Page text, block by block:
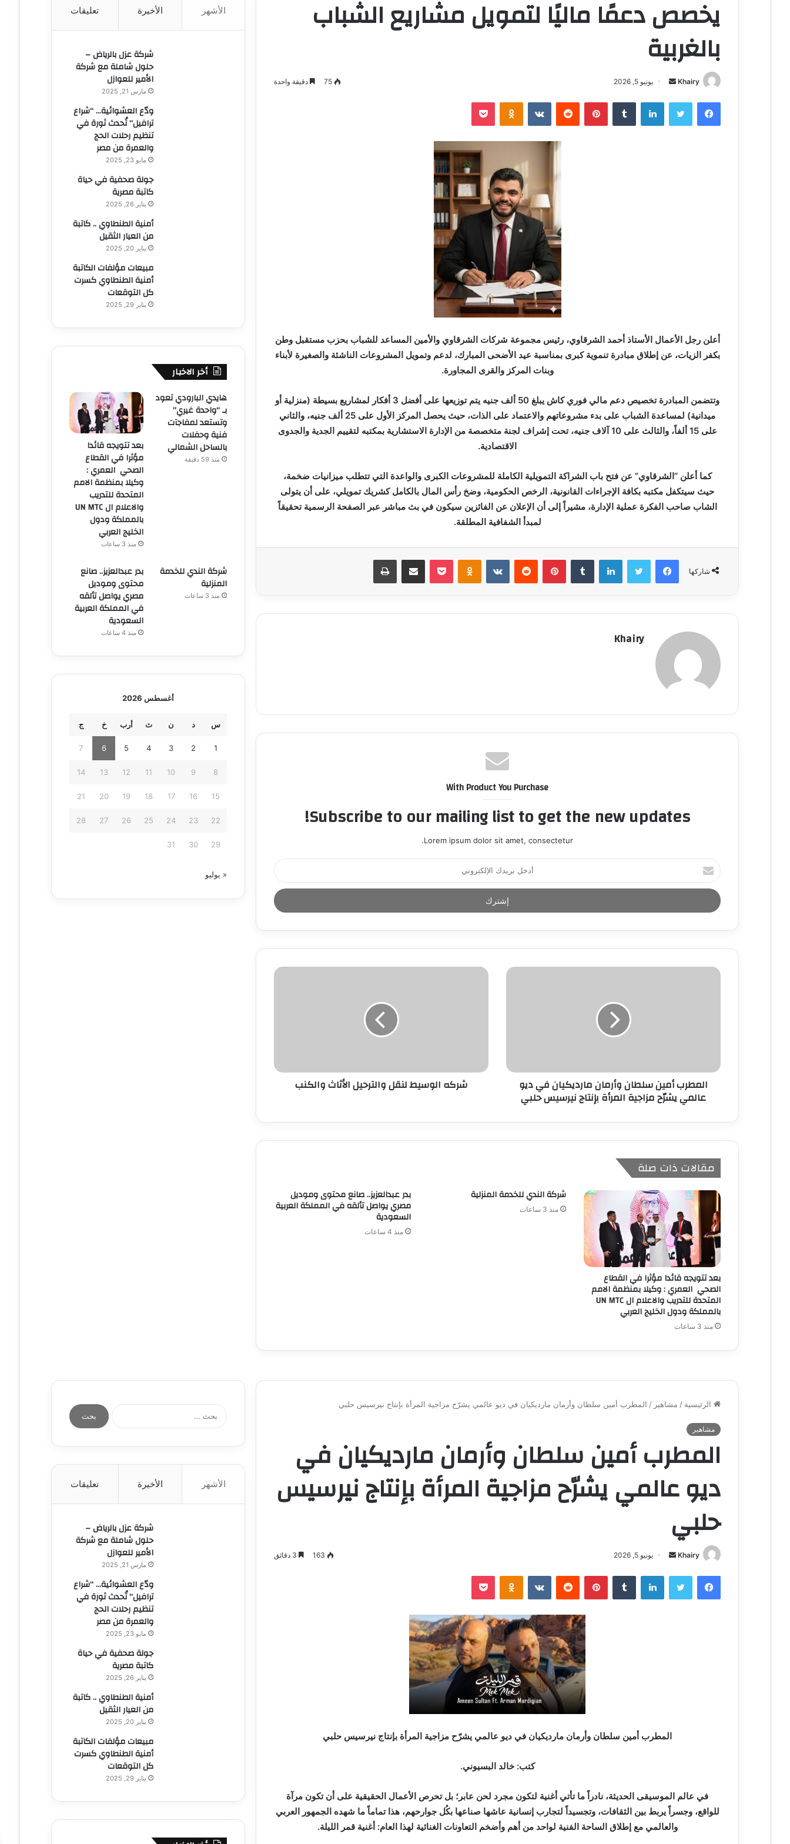
يخصص دعمًا ماليًا لتمويل مشاريع الشباب
بالغربية
Khairy
أ
ل
يونيو 5, 2026 75 دقيقة واحدة
فيسبوك تويتر لينكدإن ‏Tumblr بينتيريست ‏Reddit
‏VKontakte
Odnoklassniki بوكيت
أعلن رجل الأعمال الأستاذ أحمد الشرقاوي، رئيس مجموعة شركات الشرقاوي والأمين المساعد للشباب بحزب مستقبل وطن
بكفر الزيات، عن إطلاق مبادرة تنموية كبرى بمناسبة عيد الأضحى المبارك، لدعم وتمويل المشروعات الناشئة والصغيرة لأبناء
وبنات المركز والقرى المجاورة.
وتتضمن المبادرة تخصيص دعم مالي فوري كاش يبلغ 50 ألف جنيه يتم توزيعها على أفضل 3 أفكار لمشاريع بسيطة (منزلية أو
ميدانية) لمساعدة الشباب على بدء مشروعاتهم والاعتماد على الذات، حيث يحصل المركز الأول على 25 ألف جنيه، والثاني
على 15 ألفاً، والثالث على 10 آلاف جنيه، تحت إشراف لجنة متخصصة من الإدارة الاستشارية بمكتبه لتقييم الجدية والجدوى
الاقتصادية.
كما أعلن “الشرقاوي” عن فتح باب الشراكة التمويلية الكاملة للمشروعات الكبرى والواعدة التي تتطلب ميزانيات ضخمة،
حيث سيتكفل مكتبه بكافة الإجراءات القانونية، الرخص الحكومية، وضخ رأس المال بالكامل كشريك تمويلي، على أن يتولى
الشاب صاحب الفكرة عملية الإدارة، مشيراً إلى أن الإعلان عن الفائزين سيكون في بث مباشر عبر الصفحة الرسمية تحقيقاً
لمبدأ الشفافية المطلقة.
شاركها
فيسبوك تويتر لينكدإن ‏Tumblr بينتيريست ‏Reddit
‏VKontakte
Odnoklassniki بوكيت مشاركة عبر البريد طباعة
Khairy
With Product You Purchase
Subscribe to our mailing list to get the new updates!
Lorem ipsum dolor sit amet, consectetur.
أ
د
خ
ل
د
ا
المطرب أمين سلطان وأرمان مارديكيان في ديو
عالمي يشرّح مزاجية المرأة بإنتاج نيرسيس حلبي
شركه الوسيط لنقل والترحيل الأثاث والكنب
مقالات ذات صلة
بعد تتويجه قائدا مؤثرا في القطاع
الصحي العمري : وكيلا بمنظمة الامم
المتحدة للتدريب والاعلام ال UN MTC
بالمملكة ودول الخليج العربي
منذ 3 ساعات
شركة الندي للخدمة المنزلية
منذ 3 ساعات
بدر عبدالعزيز.. صانع محتوى وموديل
مصري يواصل تألقه في المملكة العربية
السعودية
منذ 4 ساعات
الأشهر الأخيرة تعليقات
شركة عزل بالرياض –
حلول شاملة مع شركة
الأمير للعوازل
مارس 21, 2025
ودّع العشوائية… “شراع
ترافيل” تُحدث ثورة في
تنظيم رحلات الحج
والعمرة من مصر
مايو 23, 2025
جولة صحفية في حياة
كاتبة مصرية
يناير 26, 2025
أمنية الطنطاوي .. كاتبة
من العيار الثقيل
يناير 20, 2025
مبيعات مؤلفات الكاتبة
أمنية الطنطاوي كسرت
كل التوقعات
يناير 29, 2025
أخر الاخبار
هايدي البارودي تعود
بـ “واحدة غيري”
وتستعد لمفاجآت
فنية وحفلات
بالساحل الشمالي
منذ 59 دقيقة
بعد تتويجه قائدا
مؤثرا في القطاع
الصحي العمري :
وكيلا بمنظمة الامم
المتحدة للتدريب
والاعلام ال UN MTC
بالمملكة ودول
الخليج العربي
منذ 3 ساعات
شركة الندي للخدمة
المنزلية
منذ 3 ساعات
بدر عبدالعزيز.. صانع
محتوى وموديل
مصري يواصل تألقه
في المملكة العربية
السعودية
منذ 4 ساعات
أغسطس 2026
س د ن ث أرب خ ج
1
2
3
4
5
6
7
8
9
10
11
12
13
14
15
16
17
18
19
20
21
22
23
24
25
26
27
28
29
30
31
« يوليو